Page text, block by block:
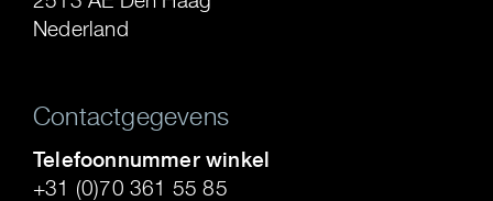
Nederland
Contactgegevens
Telefoonnummer winkel
+31 (0)70 361 55 85